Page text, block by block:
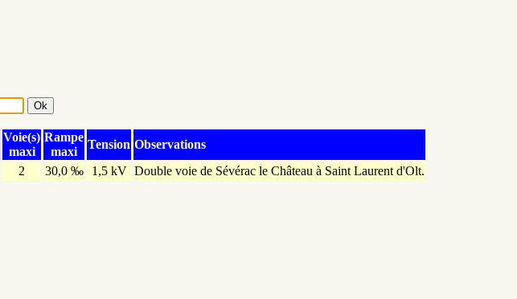
Voie(s)
maxi
Rampe
maxi
Tension Observations
2 30,0 ‰ 1,5 kV Double voie de Sévérac le Château à Saint Laurent d'Olt.